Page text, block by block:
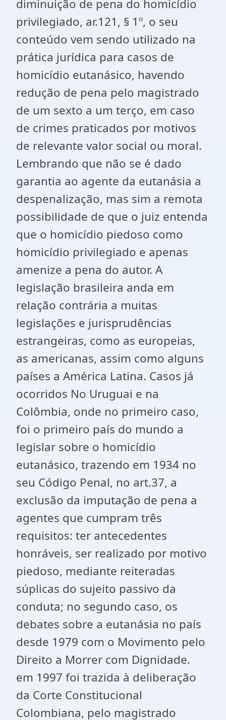
diminuição de pena do homicídio
privilegiado, ar.121, § 1º, o seu
conteúdo vem sendo utilizado na
prática jurídica para casos de
homicídio eutanásico, havendo
redução de pena pelo magistrado
de um sexto a um terço, em caso
de crimes praticados por motivos
de relevante valor social ou moral.
Lembrando que não se é dado
garantia ao agente da eutanásia a
despenalização, mas sim a remota
possibilidade de que o juiz entenda
que o homicídio piedoso como
homicídio privilegiado e apenas
amenize a pena do autor. A
legislação brasileira anda em
relação contrária a muitas
legislações e jurisprudências
estrangeiras, como as europeias,
as americanas, assim como alguns
países a América Latina. Casos já
ocorridos No Uruguai e na
Colômbia, onde no primeiro caso,
foi o primeiro país do mundo a
legislar sobre o homicídio
eutanásico, trazendo em 1934 no
seu Código Penal, no art.37, a
exclusão da imputação de pena a
agentes que cumpram três
requisitos: ter antecedentes
honráveis, ser realizado por motivo
piedoso, mediante reiteradas
súplicas do sujeito passivo da
conduta; no segundo caso, os
debates sobre a eutanásia no país
desde 1979 com o Movimento pelo
Direito a Morrer com Dignidade.
em 1997 foi trazida à deliberação
da Corte Constitucional
Colombiana, pelo magistrado